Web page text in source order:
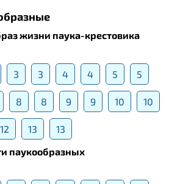
жизни паука-крестовика
3 3 4 4 5 5
8 8 9 9 10 10
12 13
13
паукообразных